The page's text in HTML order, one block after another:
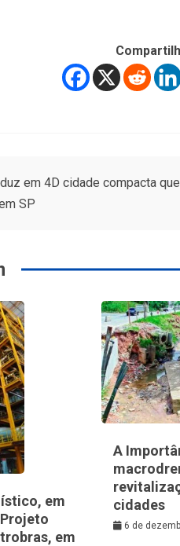
em 4D cidade compacta que
SP
em
em
A
cidades
6 de